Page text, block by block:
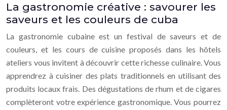
La gastronomie créative : savourer les
saveurs et les couleurs de cuba
La gastronomie cubaine est un festival de saveurs et de
couleurs, et les cours de cuisine proposés dans les hôtels
ateliers vous invitent à découvrir cette richesse culinaire. Vous
apprendrez à cuisiner des plats traditionnels en utilisant des
produits locaux frais. Des dégustations de rhum et de cigares
complèteront votre expérience gastronomique. Vous pourrez